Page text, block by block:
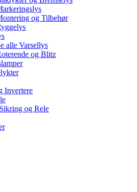
og Tilbehør
alle Varsellys
og Blitz
Invertere
Sikring og Rele